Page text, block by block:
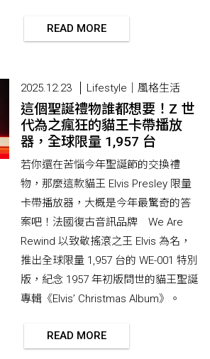
READ MORE
2025.12.23 Lifestyle｜風格生活
這個聖誕禮物誰都想要！Z 世
代為之瘋狂的貓王卡帶播放
器，全球限量 1,957 台
若你還在苦惱今年聖誕節的交換禮
物，那麼這款貓王 Elvis Presley 限量
卡帶播放器，大概是今年最驚奇的答
案吧！法國復古音訊品牌 We Are
Rewind 以致敬搖滾之王 Elvis 為名，
推出全球限量 1,957 台的 WE-001 特別
版，紀念 1957 年初版問世的貓王聖誕
專輯《Elvis’ Christmas Album》。
READ MORE